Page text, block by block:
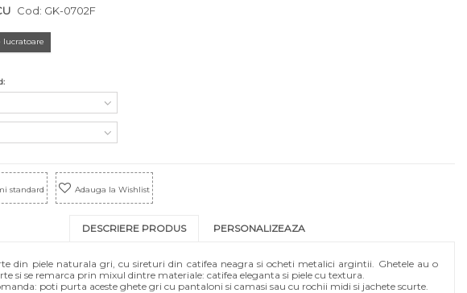
Cod: GK-0702F
lucratoare
standard Adauga la Wishlist
DESCRIERE PRODUS PERSONALIZEAZA
din piele naturala gri, cu sireturi din catifea neagra si ocheti metalici argintii. Ghetele au o
si se remarca prin mixul dintre materiale: catifea eleganta si piele cu textura.
poti purta aceste ghete gri cu pantaloni si camasi sau cu rochii midi si jachete scurte.